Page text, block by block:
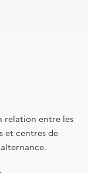
relation entre les
et centres de